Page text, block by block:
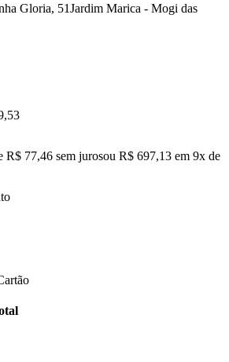
Gloria, 51Jardim Marica - Mogi das
,53
R$ 77,46 sem jurosou R$ 697,13 em 9x de